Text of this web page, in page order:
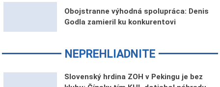
Obojstranne výhodná spolupráca: Denis
Godla zamieril ku konkurentovi
NEPREHLIADNITE
Slovenský hrdina ZOH v Pekingu je bez